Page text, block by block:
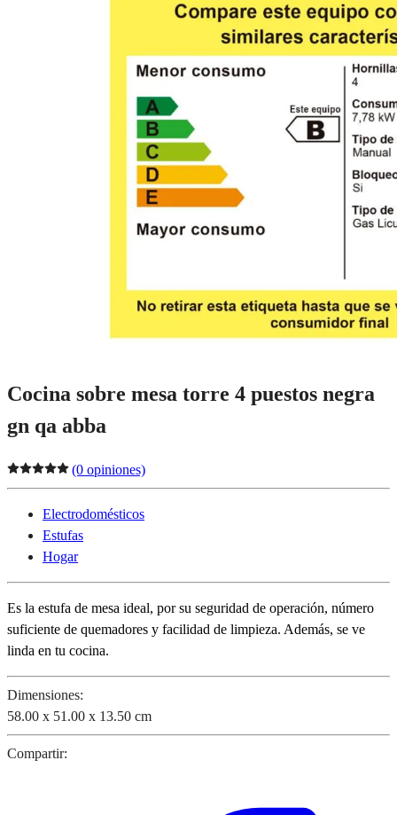
Cocina sobre mesa torre 4 puestos negra
gn qa abba
(0 opiniones)
Electrodomésticos
Estufas
Hogar
Es la estufa de mesa ideal, por su seguridad de operación, número
suficiente de quemadores y facilidad de limpieza. Además, se ve
linda en tu cocina.
Dimensiones:
58.00 x 51.00 x 13.50 cm
Compartir: